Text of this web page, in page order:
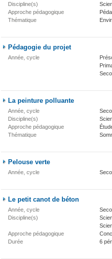
Discipline(s)
Approche pédagogique
Thématique
Pédagogie du projet
Année, cycle
La peinture polluante
Année, cycle
Discipline(s)
Approche pédagogique
Thématique
Pelouse verte
Année, cycle
Le petit canot de béton
Année, cycle
Discipline(s)
Approche pédagogique
Durée
6